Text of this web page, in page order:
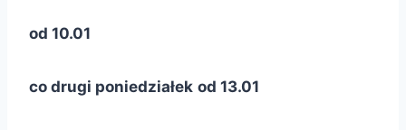
od 10.01
co drugi poniedziałek od 13.01